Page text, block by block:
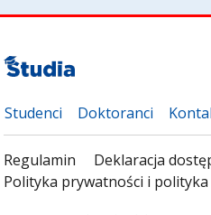
Studenci Doktoranci
Regulamin
Deklaracja
Polityka prywatności i polityka